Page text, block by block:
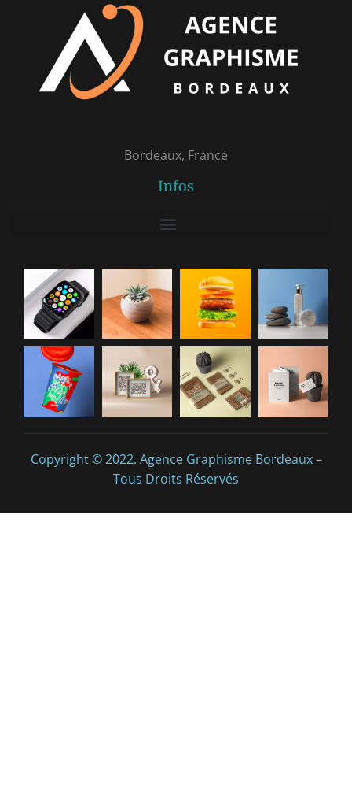
Bordeaux, France
Infos
Copyright © 2022. Agence Graphisme Bordeaux –
Tous Droits Réservés